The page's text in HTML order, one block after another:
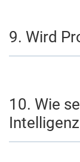
9. Wird
10. Wie